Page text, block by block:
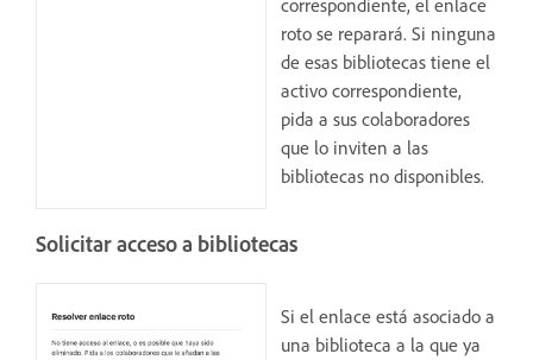
roto se reparará. Si ninguna
de esas bibliotecas tiene el
activo correspondiente,
pida a sus colaboradores
que lo inviten a las
bibliotecas no disponibles.
Solicitar acceso a bibliotecas
Si el enlace está asociado a
una biblioteca a la que ya